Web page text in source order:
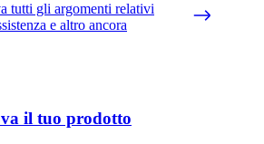
tutti gli argomenti relativi
e altro ancora
il tuo prodotto